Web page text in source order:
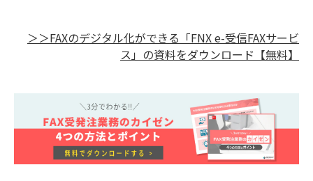
＞＞FAXのデジタル化ができる「FNX e-受信FAXサービ
ス」の資料をダウンロード【無料】